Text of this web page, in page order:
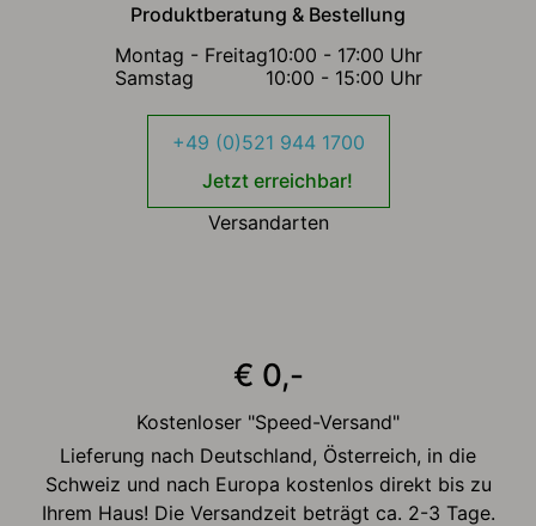
Produktberatung & Bestellung
Montag - Freitag10:00 - 17:00 Uhr
Samstag
10:00 - 15:00 Uhr
+49 (0)521 944 1700
Jetzt erreichbar!
Versandarten
€ 0,-
Kostenloser "Speed-Versand"
Lieferung nach Deutschland, Österreich, in die
Schweiz und nach Europa kostenlos direkt bis zu
Ihrem Haus! Die Versandzeit beträgt ca. 2-3 Tage.